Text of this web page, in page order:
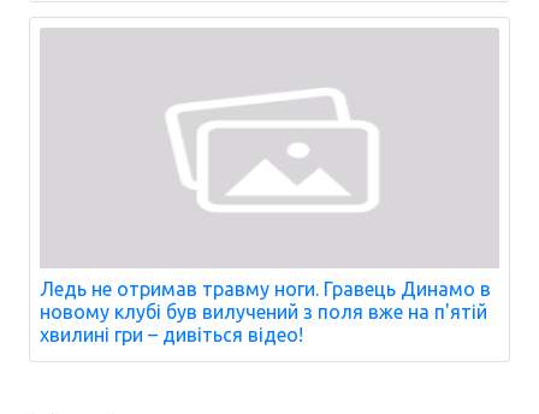
Ледь не отримав травму ноги. Гравець Динамо в
новому клубі був вилучений з поля вже на п'ятій
хвилині гри – дивіться відео!